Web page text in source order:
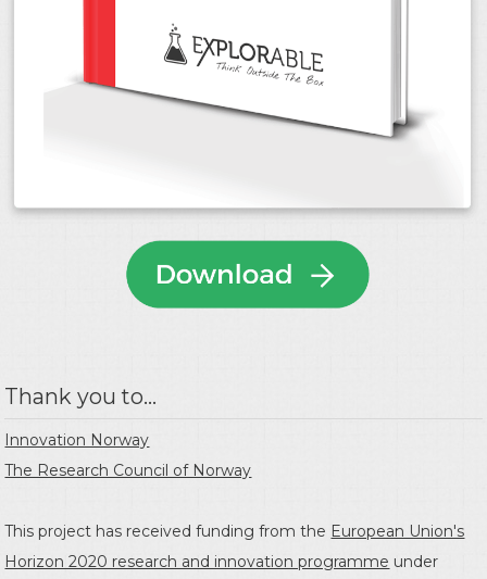
Thank you to...
Innovation Norway
The Research Council of Norway
This project has received funding from the European Union's
Horizon 2020 research and innovation programme under